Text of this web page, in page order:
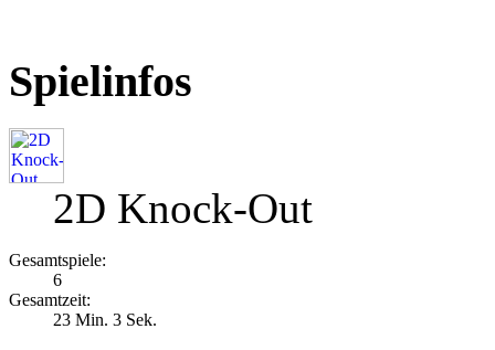
Spielinfos
2D Knock-Out
Gesamtspiele:
6
Gesamtzeit:
23 Min. 3 Sek.